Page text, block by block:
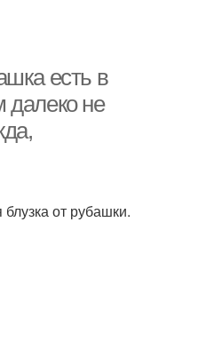
есть в
далеко не
от рубашки.